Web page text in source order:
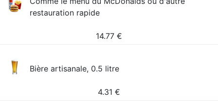
restauration rapide
14.77 €
Bière artisanale, 0.5 litre
4.31 €